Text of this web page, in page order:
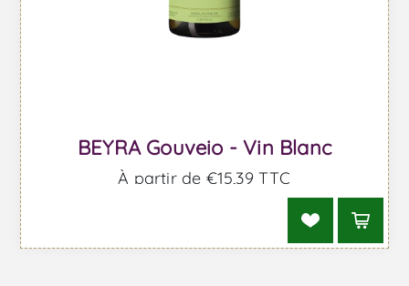
BEYRA Gouveio - Vin Blanc
À partir de €15,39 TTC